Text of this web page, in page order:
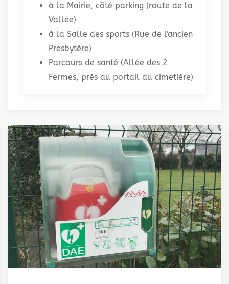
à la Mairie, côté parking (route de la
Vallée)
à la Salle des sports (Rue de l'ancien
Presbytère)
Parcours de santé (Allée des 2
Fermes, près du portail du cimetière)